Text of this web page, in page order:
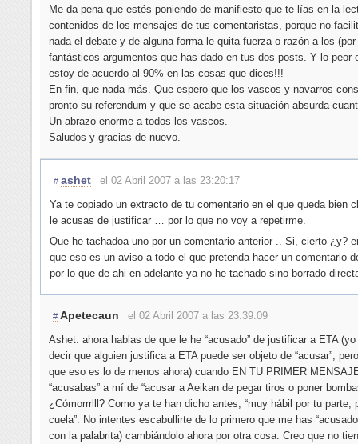
Me da pena que estés poniendo de manifiesto que te lías en la
contenidos de los mensajes de tus comentaristas, porque no
nada el debate y de alguna forma le quita fuerza o razón a los (por
fantásticos argumentos que has dado en tus dos posts. Y lo peor
estoy de acuerdo al 90% en las cosas que dices!!!
En fin, que nada más. Que espero que los vascos y navarros
pronto su referendum y que se acabe esta situación absurda
Un abrazo enorme a todos los vascos.
Saludos y gracias de nuevo.
# ashet
el 02 Abril 2007 a las 23:20:17
Ya te copiado un extracto de tu comentario en el que queda bien
le acusas de justificar … por lo que no voy a repetirme.
Que he tachadoa uno por un comentario anterior .. Si, cierto ¿y?
que eso es un aviso a todo el que pretenda hacer un comentario
por lo que de ahi en adelante ya no he tachado sino borrado
# Apetecaun
el 02 Abril 2007 a las 23:39:09
Ashet: ahora hablas de que le he “acusado” de justificar a ETA
decir que alguien justifica a ETA puede ser objeto de “acusar”,
que eso es lo de menos ahora) cuando EN TU PRIMER
“acusabas” a mí de “acusar a Aeikan de pegar tiros o poner
¿Cómorrrlll? Como ya te han dicho antes, “muy hábil por tu parte,
cuela”. No intentes escabullirte de lo primero que me has
con la palabrita) cambiándolo ahora por otra cosa. Creo que no